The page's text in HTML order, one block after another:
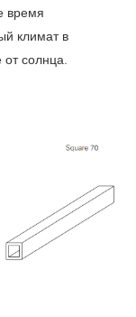
время
климат в
солнца.